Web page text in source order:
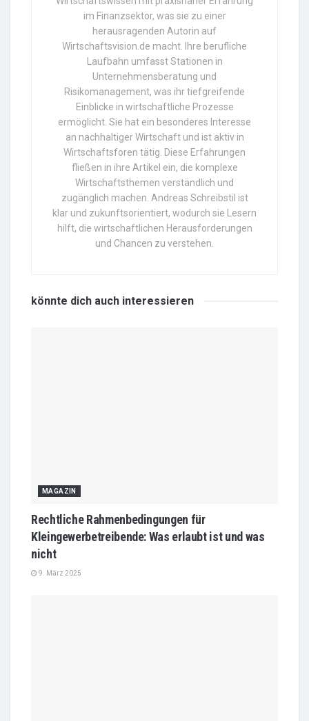
im Finanzsektor, was sie zu einer
herausragenden Autorin auf
Wirtschaftsvision.de macht. Ihre berufliche
Laufbahn umfasst Stationen in
Unternehmensberatung und
Risikomanagement, was ihr tiefgreifende
Einblicke in wirtschaftliche Prozesse
ermöglicht. Sie hat ein besonderes Interesse
an nachhaltiger Wirtschaft und ist aktiv in
Wirtschaftsforen tätig. Diese Erfahrungen
fließen in ihre Artikel ein, die komplexe
Wirtschaftsthemen verständlich und
zugänglich machen. Andreas Schreibstil ist
klar und zukunftsorientiert, wodurch sie Lesern
hilft, die wirtschaftlichen Herausforderungen
und Chancen zu verstehen.
könnte dich auch interessieren
MAGAZIN
Rechtliche Rahmenbedingungen für
Kleingewerbetreibende: Was erlaubt ist und was
nicht
9. März 2025